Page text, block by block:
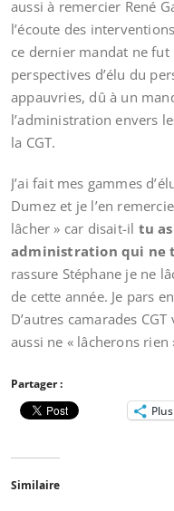
aussi à remercier René
l’écoute des
ce dernier mandat ne fut
perspectives d’élu du
appauvries, dû à un
l’administration envers
la CGT.
J’ai fait mes gammes
Dumez et je l’en
lâcher » car disait-il tu
administration qui ne
rassure Stéphane je ne
de cette année. Je pars
D’autres camarades
aussi ne « lâcherons
Partager :
Plus
Similaire